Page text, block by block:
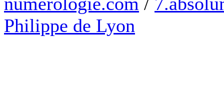
Philippe de Lyon